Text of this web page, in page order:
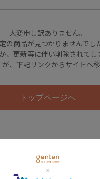
大変申し訳ありません。
の商品が見つかりませんでし
、更新等に伴い削除されてし
、下記リンクからサイトへ移
トップページへ